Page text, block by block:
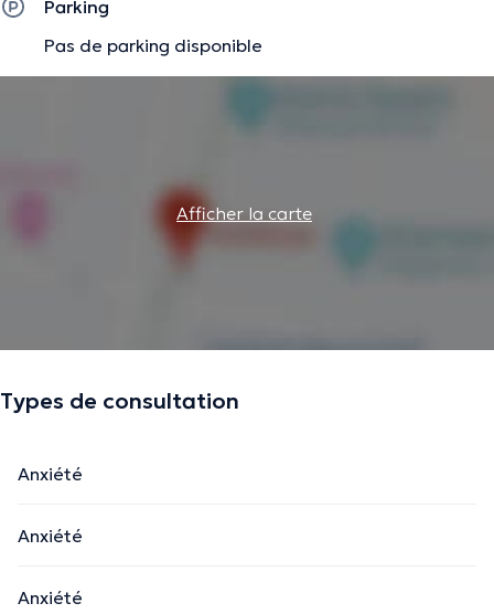
Parking
Pas de parking disponible
Afficher la carte
Types de consultation
Anxiété
Anxiété
Anxiété